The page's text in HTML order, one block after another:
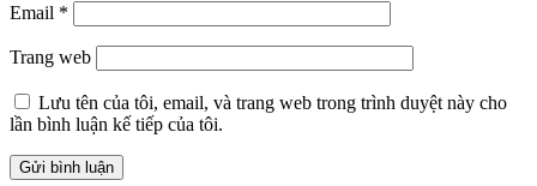
Email *
Trang web
Lưu tên của tôi, email, và trang web trong trình duyệt này cho
lần bình luận kế tiếp của tôi.